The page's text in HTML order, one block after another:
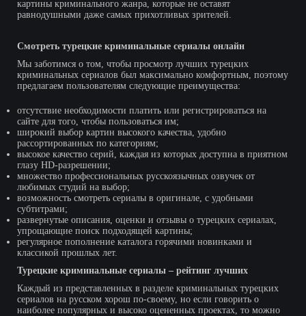
картины криминального жанра, которые не оставят
равнодушными даже самых прихотливых зрителей.
Смотреть турецкие криминальные сериалы онлайн
Мы заботимся о том, чтобы просмотр лучших турецких
криминальных сериалов был максимально комфортным, поэтому
предлагаем пользователям следующие преимущества:
отсутствие необходимости платить или регистрироваться на
сайте для того, чтобы пользоваться им;
широкий выбор картин высокого качества, удобно
рассортированных по категориям;
высокое качество серий, каждая из которых доступна в приятном
глазу HD-разрешении;
множество профессиональных русскоязычных озвучек от
любимых студий на выбор;
возможность смотреть сериалы в оригинале, с удобными
субтитрами;
развернутые описания, оценки и отзывы о турецких сериалах,
упрощающие поиск подходящей картины;
регулярное пополнение каталога горячими новинками и
классикой прошлых лет.
Турецкие криминальные сериалы – рейтинг лучших
Каждый из представленных в разделе криминальных турецких
сериалов на русском хорош по-своему, но если говорить о
наиболее популярных и высоко оцененных проектах, то можно